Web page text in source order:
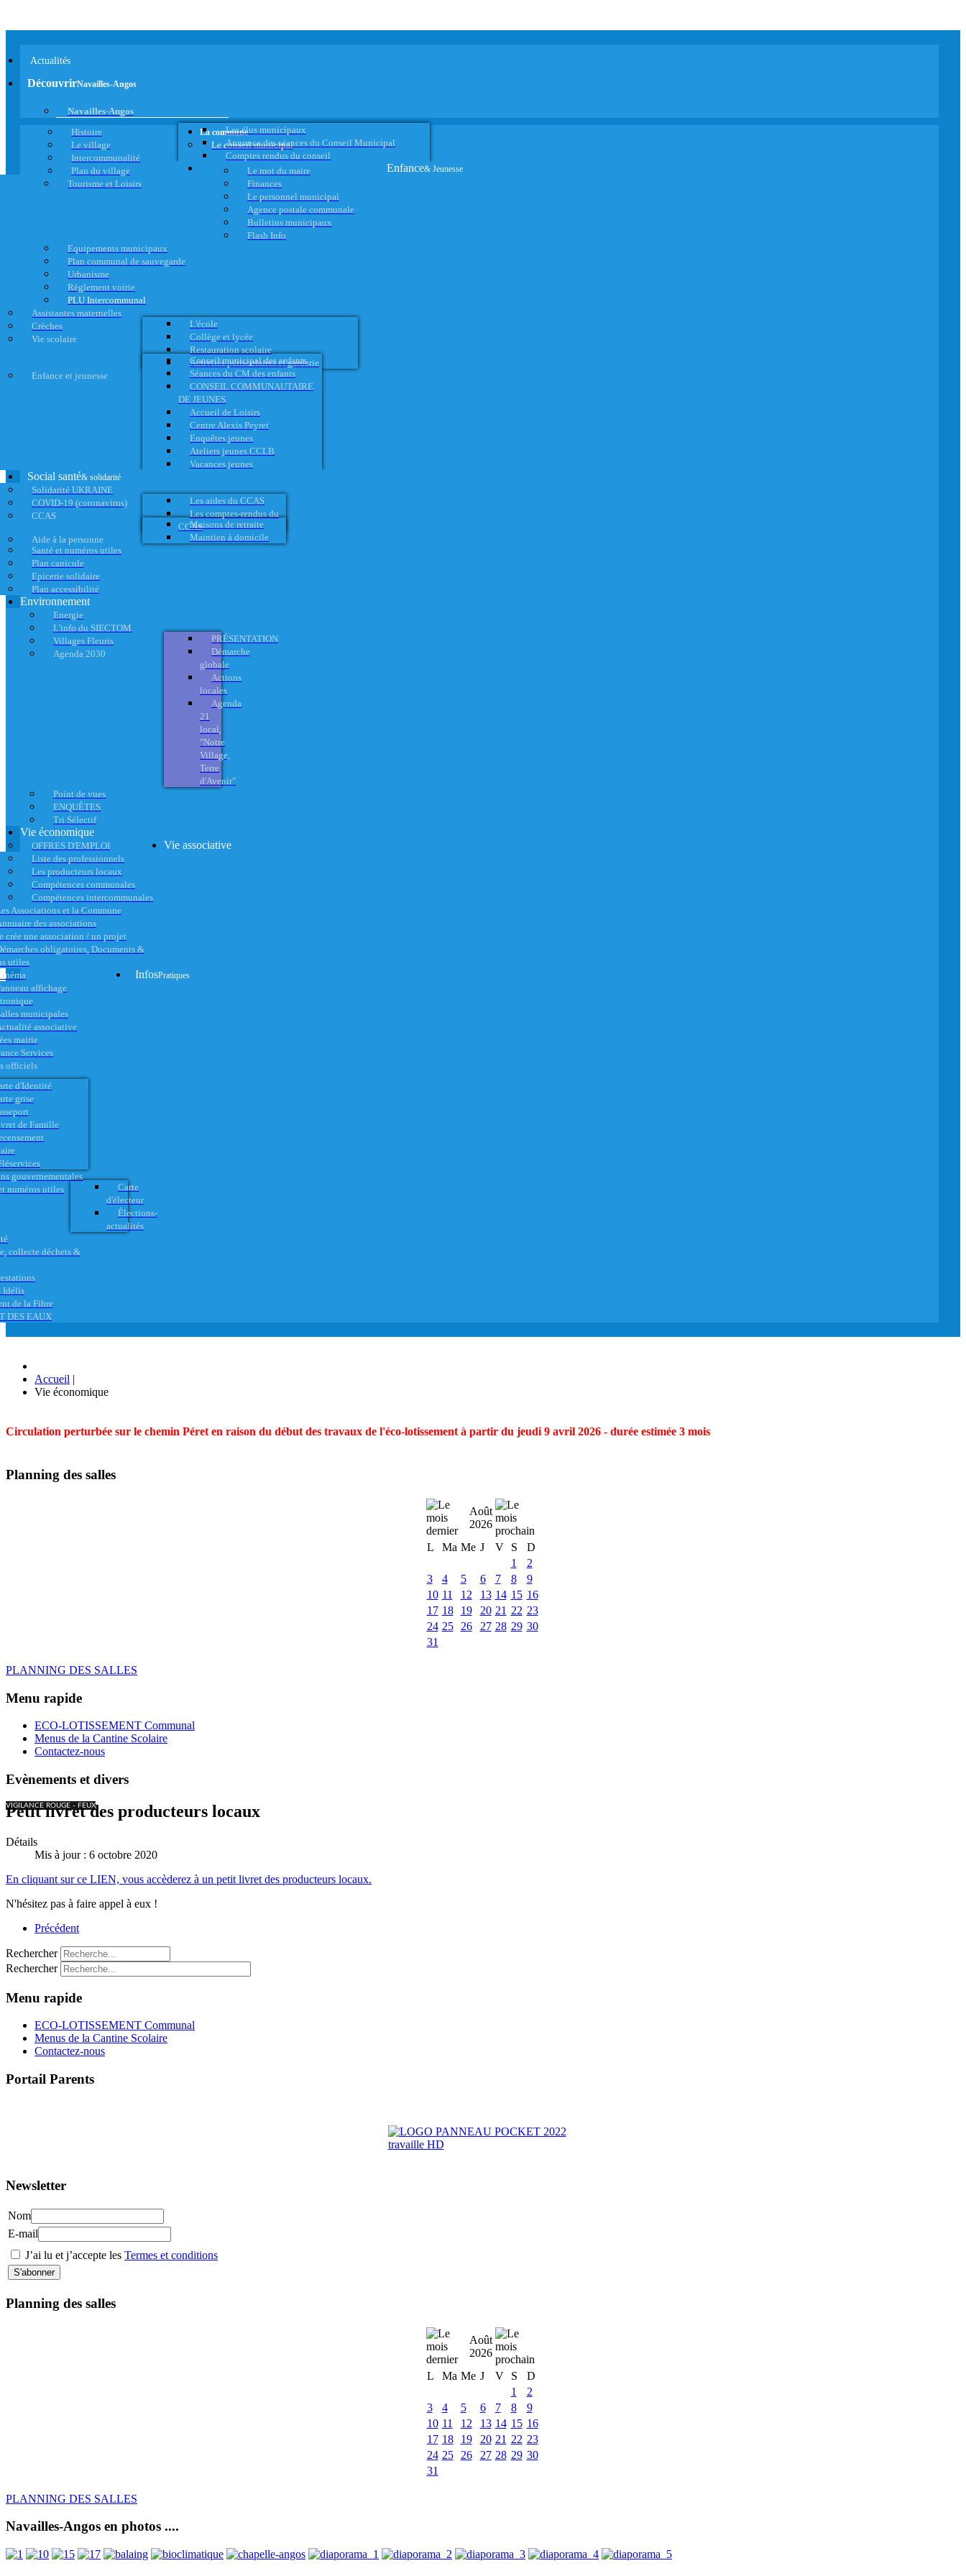
Actualités
DécouvrirNavailles-Angos
Navailles-Angos
Histoire
Le village
Intercommunalité
Plan du village
Tourisme et Loisirs
La commune
Le conseil municipal
Les élus municipaux
Annonce des séances du Conseil Municipal
Comptes rendus du conseil
Le mot du maire
Finances
Le personnel municipal
Agence postale communale
Bulletins municipaux
Flash Info
Equipements municipaux
Plan communal de sauvegarde
Urbanisme
Règlement voirie
PLU Intercommunal
Enfance& Jeunesse
Assistantes maternelles
Crèches
Vie scolaire
L'école
Collège et lycée
Restauration scolaire
Activités périscolaires et garderie
Enfance et jeunesse
Conseil municipal des enfants
Séances du CM des enfants
CONSEIL COMMUNAUTAIRE
DE JEUNES
Accueil de Loisirs
Centre Alexis Peyret
Enquêtes jeunes
Ateliers jeunes CCLB
Vacances jeunes
Social santé& solidarité
Solidarité UKRAINE
COVID-19 (coronavirus)
CCAS
Les aides du CCAS
Les comptes-rendus du
CCAS
Aide à la personne
Maisons de retraite
Maintien à domicile
Santé et numéros utiles
Plan canicule
Epicerie solidaire
Plan accessibilité
Environnement
Energie
L'info du SIECTOM
Villages Fleuris
Agenda 2030
PRÉSENTATION
Démarche
globale
Actions
locales
Agenda
21
local,
"Notre
Village,
Terre
d'Avenir"
Point de vues
ENQUÊTES
Tri Sélectif
Vie économique
OFFRES D'EMPLOI
Liste des professionnels
Les producteurs locaux
Compétences communales
Compétences intercommunales
Vie associative
Associations et la Commune
des associations
crée une association / un projet
obligatoires, Documents &
utiles
affichage
municipales
associative
InfosPratiques
mairie
Services
officiels
d'Identité
grise
de Famille
gouvernementales
numéros utiles
Carte
d'électeur
Élections-
actualités
collecte déchets &
Idélis
de la Fibre
DES EAUX
Accueil |
Vie économique
Circulation perturbée sur le chemin Péret en raison du début des travaux de l'éco-lotissement à partir du jeudi 9 avril 2026 - durée estimée 3 mois
Planning des salles
Août
2026
L
Ma Me J V S
D
1
2
3
4 5 6 7 8
9
10 11 12 13 14 15 16
17 18 19 20 21 22 23
24 25 26 27 28 29 30
31
PLANNING DES SALLES
Menu rapide
ECO-LOTISSEMENT Communal
Menus de la Cantine Scolaire
Contactez-nous
Evènements et divers
VIGILANCE ROUGE - FEUX
Petit livret des producteurs locaux
Détails
Mis à jour : 6 octobre 2020
En cliquant sur ce LIEN, vous accèderez à un petit livret des producteurs locaux.
N'hésitez pas à faire appel à eux !
Précédent
Rechercher
Rechercher
Menu rapide
ECO-LOTISSEMENT Communal
Menus de la Cantine Scolaire
Contactez-nous
Portail Parents
Newsletter
Nom
E-mail
J’ai lu et j’accepte les Termes et conditions
Planning des salles
Août
2026
L
Ma Me J V S
D
1
2
3
4 5 6 7 8
9
10 11 12 13 14 15 16
17 18 19 20 21 22 23
24 25 26 27 28 29 30
31
PLANNING DES SALLES
Navailles-Angos en photos ....